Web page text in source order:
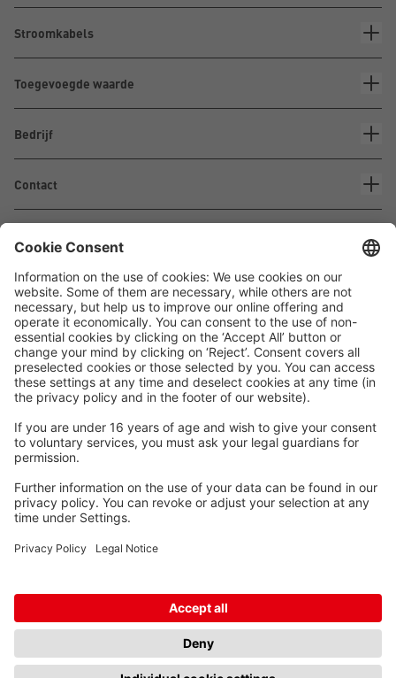
Stroomkabels
Toegevoegde waarde
Bedrijf
Contact
Waskönig+Walter
Kabel-Werk GmbH u. Co. KG
Ostermoorstraße 77
26683 Saterland
Telefoon +49 4498 88-0
Fax +49 4498 88-900
info[att]waskoenig.de
Volg ons: